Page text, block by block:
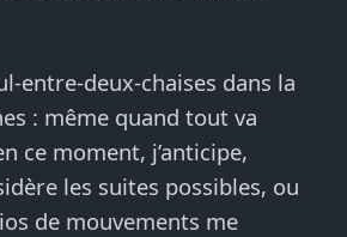
entre-deux-chaises dans la
: même quand tout va
ce moment, j’anticipe,
les suites possibles, ou
de mouvements me